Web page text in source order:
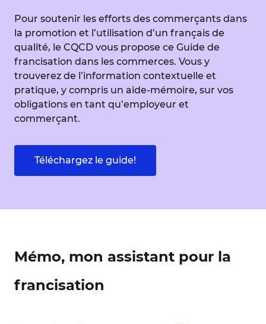
Pour soutenir les efforts des commerçants dans
la promotion et l’utilisation d’un français de
qualité, le CQCD vous propose ce Guide de
francisation dans les commerces. Vous y
trouverez de l’information contextuelle et
pratique, y compris un aide-mémoire, sur vos
obligations en tant qu’employeur et
commerçant.
Téléchargez le guide!
Mémo, mon assistant pour la
francisation